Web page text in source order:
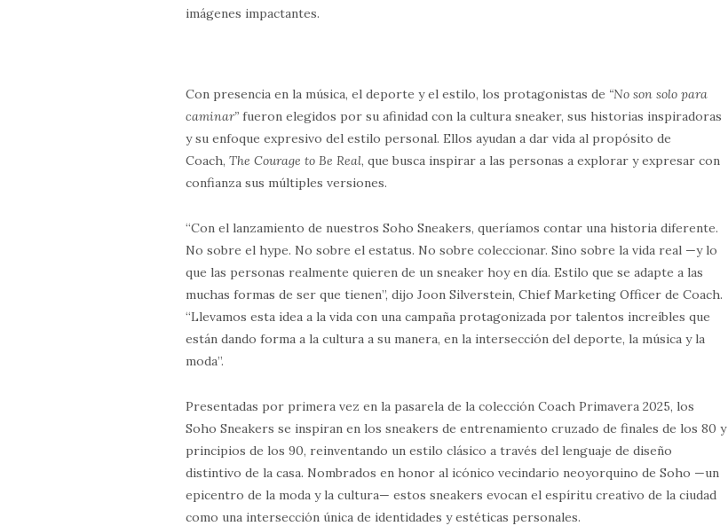
imágenes impactantes.
Con presencia en la música, el deporte y el estilo, los protagonistas de “No son solo para
caminar” fueron elegidos por su afinidad con la cultura sneaker, sus historias inspiradoras
y su enfoque expresivo del estilo personal. Ellos ayudan a dar vida al propósito de
Coach,The Courage to Be Real, que busca inspirar a las personas a explorar y expresar con
confianza sus múltiples versiones.
“Con el lanzamiento de nuestros Soho Sneakers, queríamos contar una historia diferente.
No sobre el hype. No sobre el estatus. No sobre coleccionar. Sino sobre la vida real —y lo
que las personas realmente quieren de un sneaker hoy en día. Estilo que se adapte a las
muchas formas de ser que tienen”, dijo Joon Silverstein, Chief Marketing Officer de Coach.
“Llevamos esta idea a la vida con una campaña protagonizada por talentos increíbles que
están dando forma a la cultura a su manera, en la intersección del deporte, la música y la
moda”.
Presentadas por primera vez en la pasarela de la colección Coach Primavera 2025, los
Soho Sneakers se inspiran en los sneakers de entrenamiento cruzado de finales de los 80 y
principios de los 90, reinventando un estilo clásico a través del lenguaje de diseño
distintivo de la casa. Nombrados en honor al icónico vecindario neoyorquino de Soho —un
epicentro de la moda y la cultura— estos sneakers evocan el espíritu creativo de la ciudad
como una intersección única de identidades y estéticas personales.